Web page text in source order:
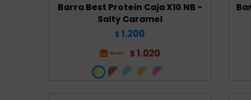
Barra Best Protein Caja X10 NB -
Salty Caramel
$ 1.200
$ 1.020